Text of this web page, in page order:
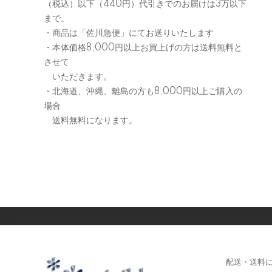
（税込）以下（440円）代引きでのお届けは3万以下
まで。
・商品は「佐川急便」にてお送りいたします
・本体価格8,000円以上お買上げの方は送料無料と
させて
いただきます。
・北海道、沖縄、離島の方も8,000円以上ご購入の
場合
送料無料になります。
配送・送料